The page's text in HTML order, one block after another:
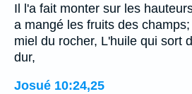
Il l'a fait monter sur les
a mangé les fruits des
miel du rocher, L'huile qui sort
dur,
Josué 10:24,25